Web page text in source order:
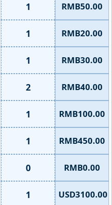
1 RMB50.00
1 RMB20.00
1 RMB30.00
2 RMB40.00
1 RMB100.00
1 RMB450.00
0 RMB0.00
1 USD3100.00